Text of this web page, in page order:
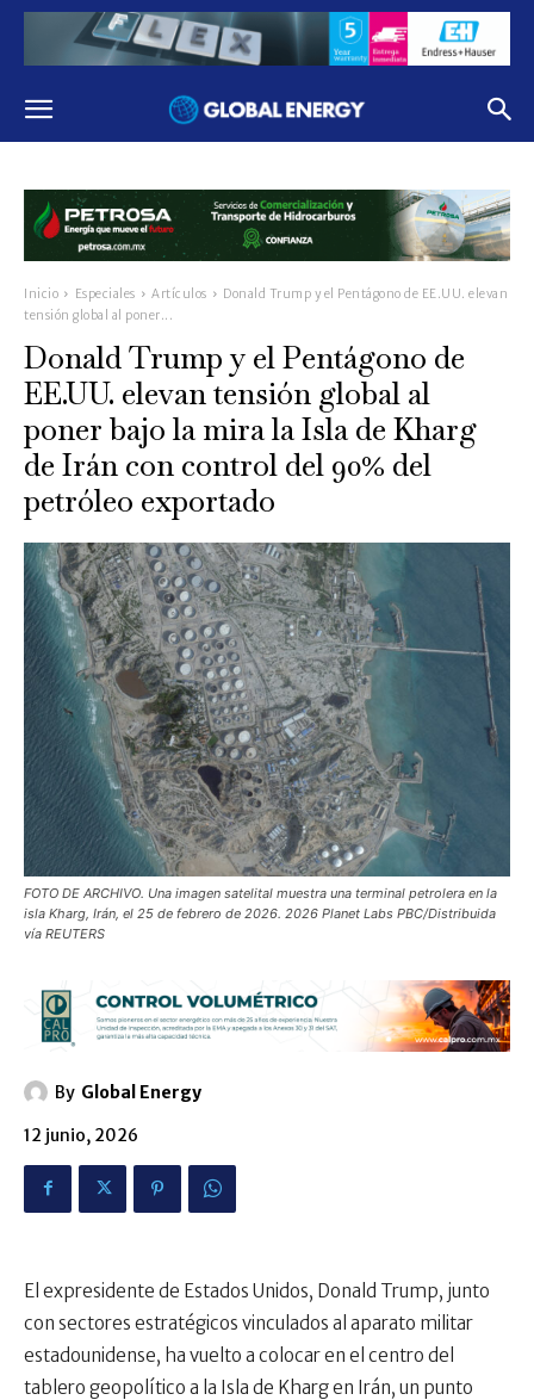
Inicio Especiales Artículos
Donald Trump y el Pentágono de EE.UU. elevan
tensión global al poner...
Donald Trump y el Pentágono de
EE.UU. elevan tensión global al
poner bajo la mira la Isla de Kharg
de Irán con control del 90% del
petróleo exportado
FOTO DE ARCHIVO. Una imagen satelital muestra una terminal petrolera en la
isla Kharg, Irán, el 25 de febrero de 2026. 2026 Planet Labs PBC/Distribuida
vía REUTERS
By Global Energy
12 junio, 2026
El expresidente de Estados Unidos, Donald Trump, junto
con sectores estratégicos vinculados al aparato militar
estadounidense, ha vuelto a colocar en el centro del
tablero geopolítico a la Isla de Kharg en Irán, un punto